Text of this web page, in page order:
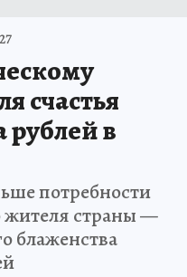
счастья
рублей в
потребности
жителя страны —
блаженства